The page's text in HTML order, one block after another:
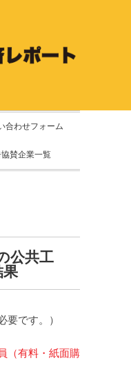
合わせフォーム
賛企業一覧
公共工
果
要です。）
（有料・紙面購